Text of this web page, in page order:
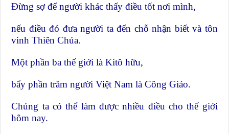
Đừng sợ để người khác thấy điều tốt nơi mình,
nếu điều đó đưa người ta đến chỗ nhận biết và tôn
vinh Thiên Chúa.
Một phần ba thế giới là Kitô hữu,
bẩy phần trăm người Việt Nam là Công Giáo.
Chúng ta có thể làm được nhiều điều cho thế giới
hôm nay.